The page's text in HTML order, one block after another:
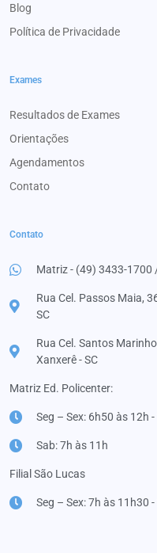
Blog
Política de Privacidade
Exames
Resultados de Exames
Orientações
Agendamentos
Contato
Contato
Matriz - (49) 3433-1700
Rua Cel. Passos Maia,
SC
Rua Cel. Santos
Xanxerê - SC
Matriz Ed. Policenter:
Seg – Sex: 6h50 às 12h
Sab: 7h às 11h
Filial São Lucas
Seg – Sex: 7h às 11h30